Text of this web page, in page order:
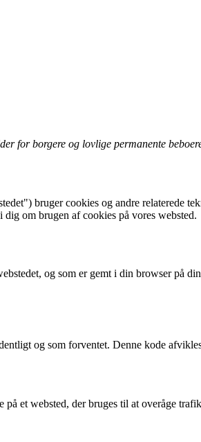
for borgere og lovlige permanente
bruger cookies og andre relaterede
om brugen af ​​cookies på vores websted.
og som er gemt i din browser på
og som forventet. Denne kode
et websted, der bruges til at overåge